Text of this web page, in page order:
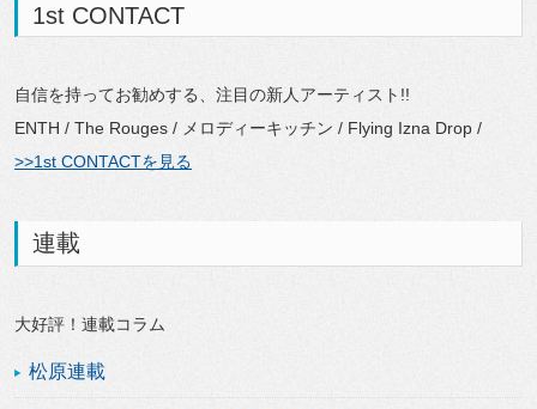
1st CONTACT
自信を持ってお勧めする、注目の新人アーティスト!!
ENTH / The Rouges / メロディーキッチン / Flying Izna Drop /
>>1st CONTACTを見る
連載
大好評！連載コラム
松原連載